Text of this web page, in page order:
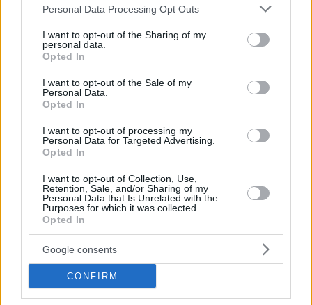
Please note that this website/app uses one or more Google
not limited to your visit or usage behaviour. You may click to
grant or deny consent to Google and its third-party tags to
use your data for below specified purposes in below Google
consent section.
Personal Data Processing Opt Outs
I want to opt-out of the Sharing of my
personal data.
Opted In
I want to opt-out of the Sale of my
Personal Data.
Opted In
I want to opt-out of processing my
Personal Data for Targeted Advertising.
Opted In
I want to opt-out of Collection, Use,
Retention, Sale, and/or Sharing of my
Personal Data that Is Unrelated with the
Purposes for which it was collected.
Opted In
Google consents
CONFIRM
Gran Canaria, la Euroliga os
Los isleños superan al Turk Telekom
de la final frente al Gran Canaria
03/MAY/23 14:58
El recientemente nombrado mejor entrenador de la
Eurocup ha tenido que ir al hospital horas antes de la gran...
en la Eurocup